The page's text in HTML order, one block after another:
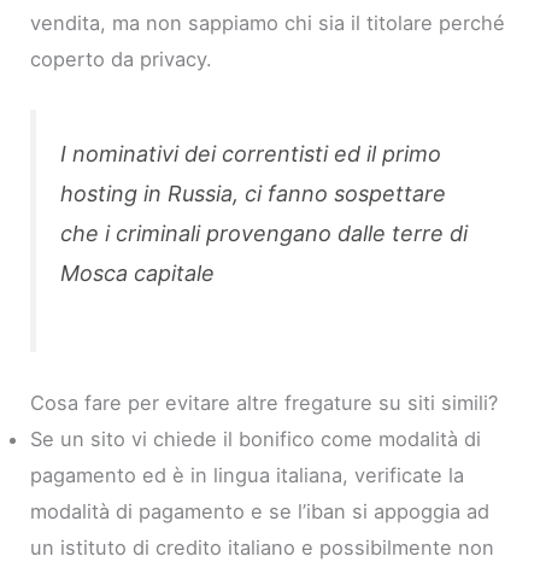
vendita, ma non sappiamo chi sia il titolare perché
coperto da privacy.
I nominativi dei correntisti ed il primo
hosting in Russia, ci fanno sospettare
che i criminali provengano dalle terre di
Mosca capitale
Cosa fare per evitare altre fregature su siti simili?
Se un sito vi chiede il bonifico come modalità di
pagamento ed è in lingua italiana, verificate la
modalità di pagamento e se l’iban si appoggia ad
un istituto di credito italiano e possibilmente non